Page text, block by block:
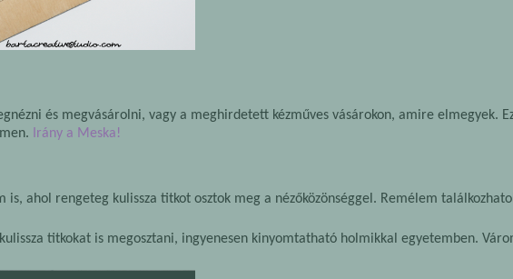
és megvásárolni, vagy a meghirdetett kézműves vásárokon, amire elmegyek.
Irány a Meska!
ahol rengeteg kulissza titkot osztok meg a nézőközönséggel. Remélem
titkokat is megosztani, ingyenesen kinyomtatható holmikkal egyetemben.